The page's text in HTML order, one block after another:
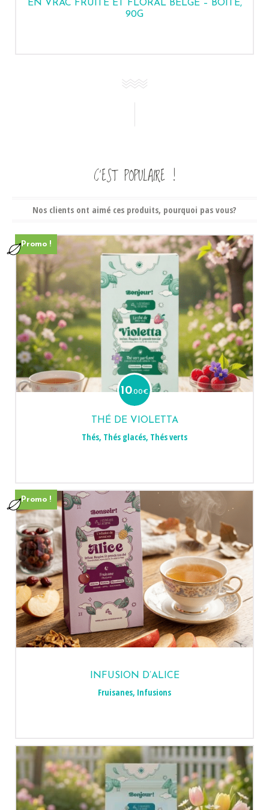
EN VRAC FRUITÉ ET FLORAL BELGE – BOÎTE,
90G
C’EST POPULAIRE !
Nos clients ont aimé ces produits, pourquoi pas vous?
Promo !
10.00€
THÉ DE VIOLETTA
Thés, Thés glacés, Thés verts
Promo !
INFUSION D’ALICE
Fruisanes, Infusions